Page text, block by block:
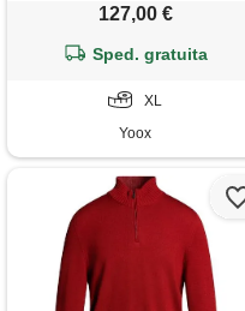
127,00 €
Sped. gratuita
XL
Yoox